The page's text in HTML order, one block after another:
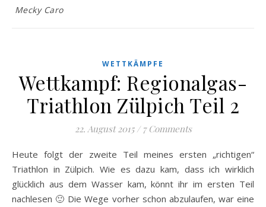
Mecky Caro
WETTKÄMPFE
Wettkampf: Regionalgas-
Triathlon Zülpich Teil 2
22. August 2015 / 7 Comments
Heute folgt der zweite Teil meines ersten „richtigen“
Triathlon in Zülpich. Wie es dazu kam, dass ich wirklich
glücklich aus dem Wasser kam, könnt ihr im ersten Teil
nachlesen 🙂 Die Wege vorher schon abzulaufen, war eine